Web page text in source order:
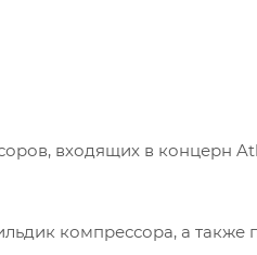
входящих в концерн
компрессора, а также